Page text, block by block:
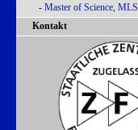
- Master of Science, MLS
Kontakt